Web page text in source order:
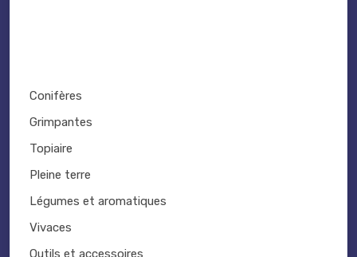
Conifères
Grimpantes
Topiaire
Pleine terre
Légumes et aromatiques
Vivaces
Outils et accessoires